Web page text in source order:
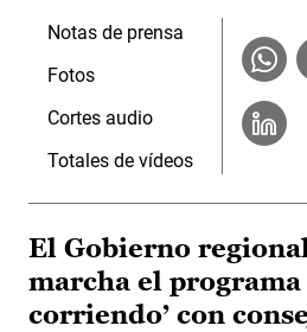
Notas de prensa
Fotos
Cortes audio
Totales de vídeos
El Gobierno
marcha el programa
corriendo’ con